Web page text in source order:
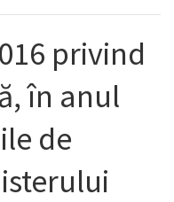
privind
în anul
de